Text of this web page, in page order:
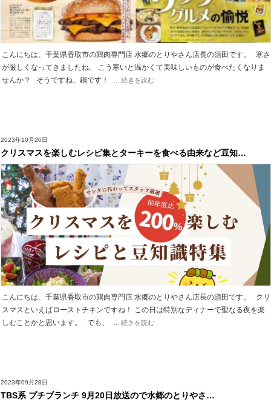
こんにちは、千葉県香取市の鶏肉専門店 水郷のとりやさん店長の須田です。 寒さ
が厳しくなってきましたね。 こう寒いと温かくて美味しいものが食べたくなりま
せんか？ そうですね、鍋です！
... 続きを読む
2023年10月20日
クリスマスを楽しむレシピ集とターキーを食べる由来など豆知…
こんにちは、千葉県香取市の鶏肉専門店 水郷のとりやさん店長の須田です。 クリ
スマスといえばローストチキンですね！ この日は特別なディナーで聖なる夜を楽
しむことかと思います。 でも、
... 続きを読む
2023年09月28日
TBS系 プチブランチ 9月20日放送ので水郷のとりやさ…